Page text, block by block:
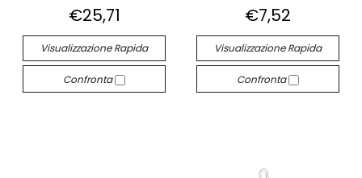
€25,71
Visualizzazione Rapida
Confronta
€7,52
Visualizzazione Rapida
Confronta